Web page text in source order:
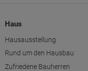
Haus
Hausausstellung
Rund um den Hausbau
Zufriedene Bauherren